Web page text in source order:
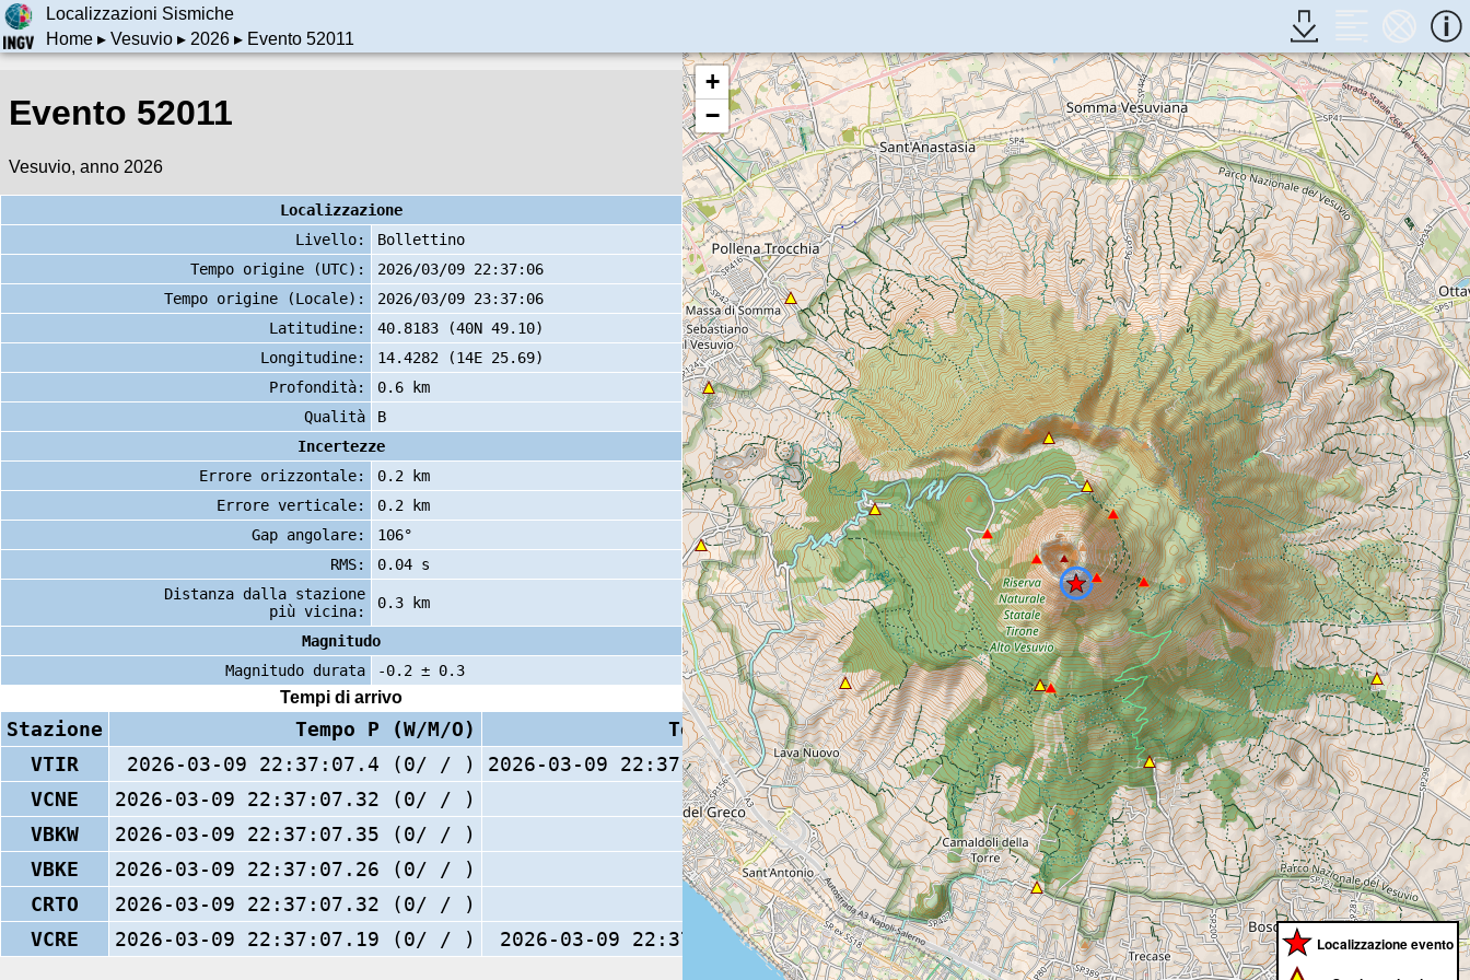
Localizzazioni Sismiche
Home▸ Vesuvio▸ 2026▸ Evento 52011
Evento 52011
Vesuvio, anno 2026
Localizzazione
Livello:
Bollettino
Tempo origine (UTC):
2026/03/09 22:37:06
Tempo origine (Locale):
2026/03/09 23:37:06
Latitudine:
40.8183 (40N 49.10)
Longitudine:
14.4282 (14E 25.69)
Profondità:
0.6 km
Qualità
B
Incertezze
Errore orizzontale:
0.2 km
Errore verticale:
0.2 km
Gap angolare:
106°
RMS:
0.04 s
Distanza dalla stazione
più vicina:
0.3 km
Magnitudo
Magnitudo durata
-0.2 ± 0.3
Tempi di arrivo
Stazione Tempo P (W/M/O) Tempo S (W/M/O) Coda
VTIR
2026-03-09 22:37:07.4 (0/ / )
2026-03-09 22:37:07.87 (0/ / )
VCNE
2026-03-09 22:37:07.32 (0/ / )
VBKW
2026-03-09 22:37:07.35 (0/ / )
VBKE
2026-03-09 22:37:07.26 (0/ / )
10 s
CRTO
2026-03-09 22:37:07.32 (0/ / )
VCRE
2026-03-09 22:37:07.19 (0/ / ) 2026-03-09 22:37:07.8 (0/ / )
+
−
Localizzazione evento